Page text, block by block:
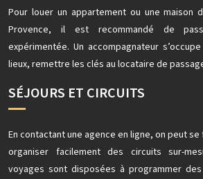
Pour louer un appartement ou une maison
Provence, il est recommandé de
expérimentée. Un accompagnateur
lieux, remettre les clés au locataire de
SÉJOURS ET CIRCUITS
En contactant une agence en ligne, on peut
organiser facilement des circuits sur-
voyages sont disposées à programmer